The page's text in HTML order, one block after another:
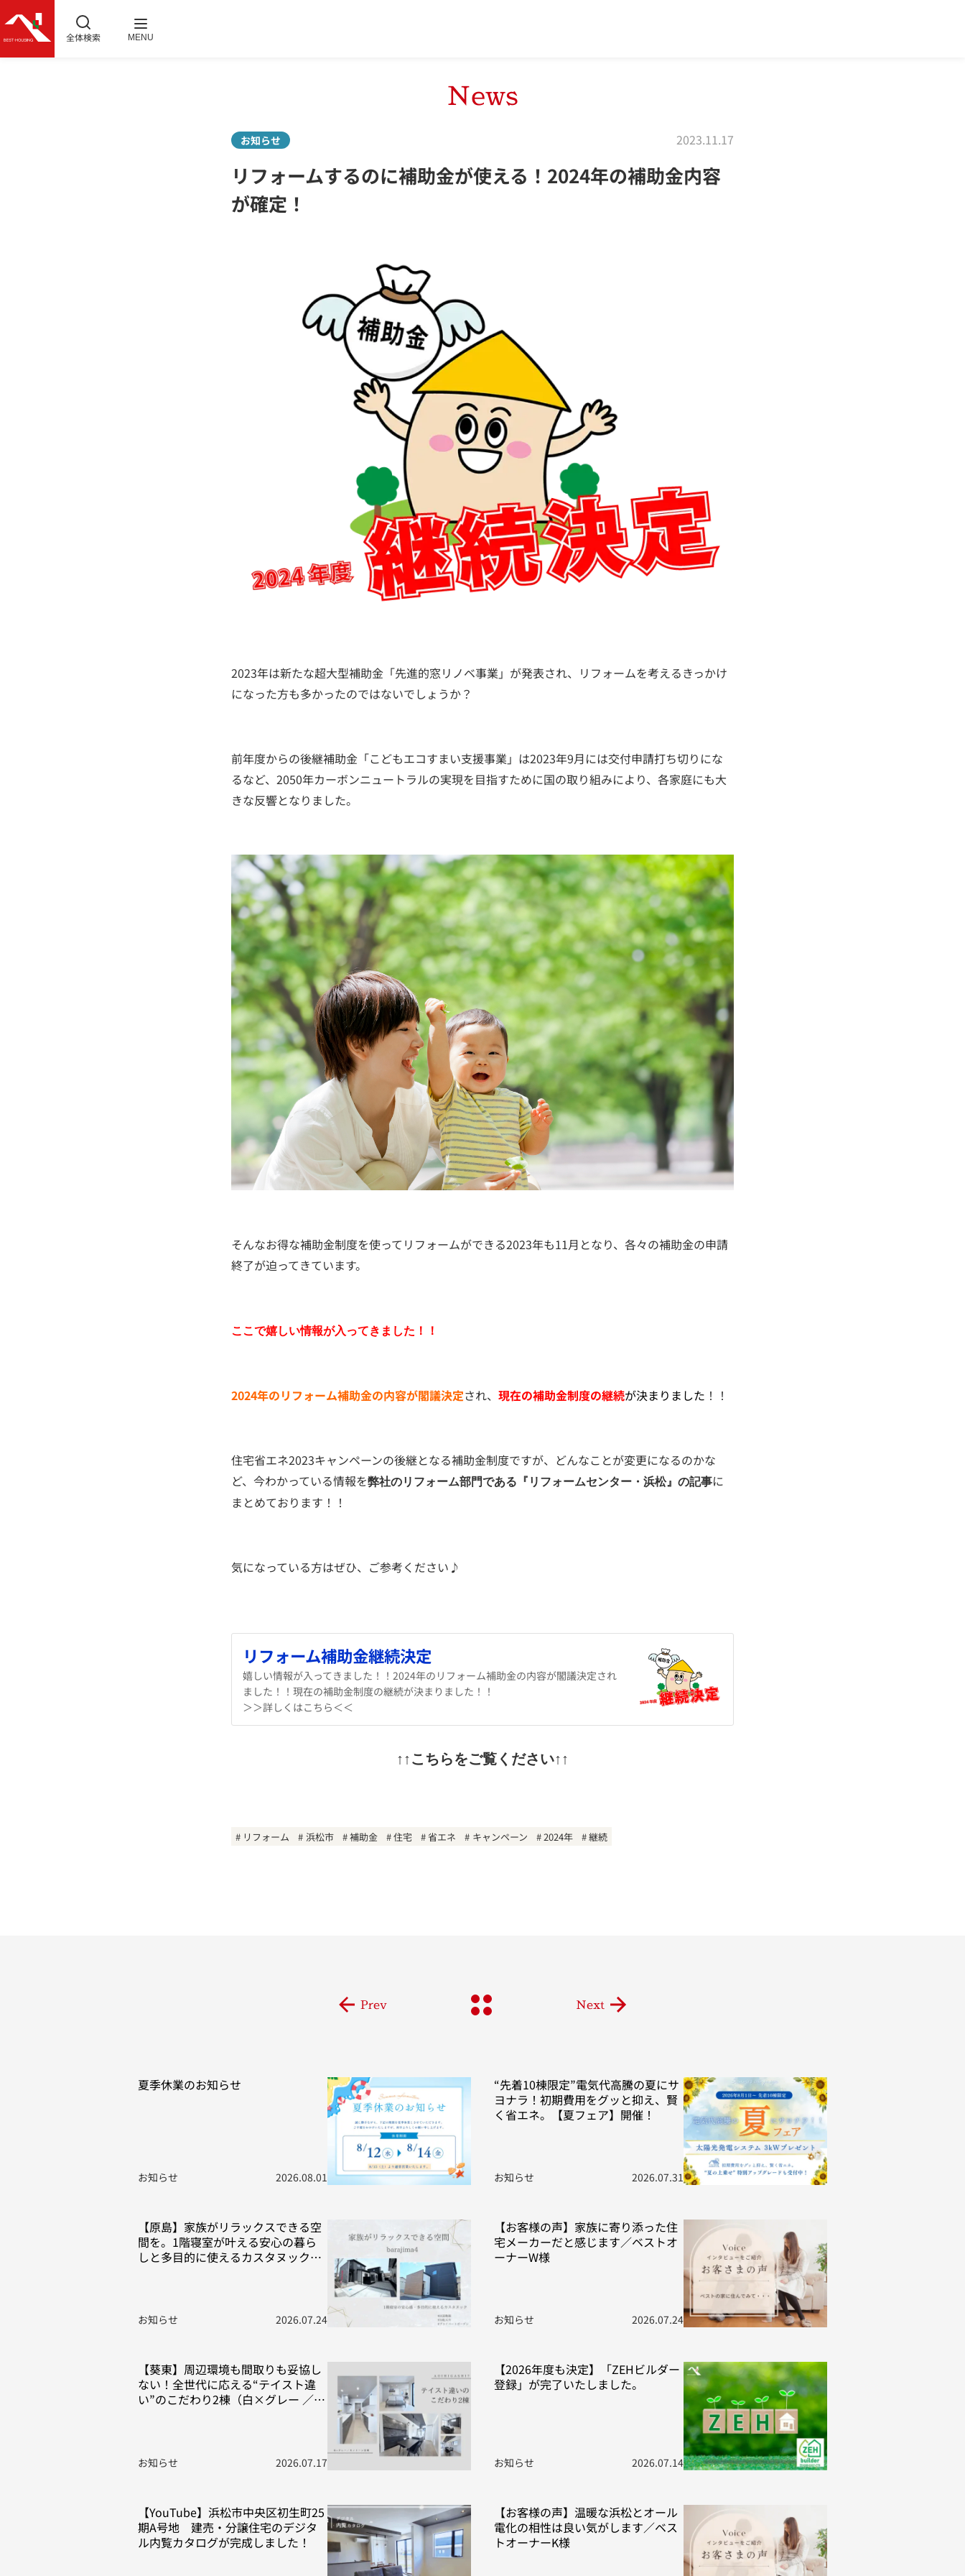
全体検索 MENU
News
お知らせ 2023.11.17
リフォームするのに補助金が使える！2024年の補助金内容
が確定！
2023年は新たな超大型補助金「先進的窓リノベ事業」が発表され、リフォームを考えるきっかけ
になった方も多かったのではないでしょうか？
前年度からの後継補助金「こどもエコすまい支援事業」は2023年9月には交付申請打ち切りにな
るなど、2050年カーボンニュートラルの実現を目指すために国の取り組みにより、各家庭にも大
きな反響となりました。
そんなお得な補助金制度を使ってリフォームができる2023年も11月となり、各々の補助金の申請
終了が迫ってきています。
ここで嬉しい情報が入ってきました！！
2024年のリフォーム補助金の内容が閣議決定され、 現在の補助金制度の継続が決まりました ！！
住宅省エネ2023キャンペーンの後継となる補助金制度ですが、どんなことが変更になるのかな
ど、今わかっている情報を弊社のリフォーム部門である『リフォームセンター・浜松』の記事に
まとめております！！
気になっている方はぜひ、ご参考ください♪
リフォーム補助金継続決定
嬉しい情報が入ってきました！！2024年のリフォーム補助金の内容が閣議決定され
ました！！現在の補助金制度の継続が決まりました！！
＞＞詳しくはこちら＜＜
↑↑こちらをご覧ください↑↑
リフォーム 浜松市 補助金 住宅 省エネ キャンペーン 2024年 継続
Prev Next
夏季休業のお知らせ
お知らせ 2026.08.01
“先着10棟限定”電気代高騰の夏にサ
ヨナラ！初期費用をグッと抑え、賢
く省エネ。【夏フェア】開催！
お知らせ 2026.07.31
【原島】家族がリラックスできる空
間を。1階寝室が叶える安心の暮ら
しと多目的に使えるカスタヌック。
お知らせ 2026.07.24
【お客様の声】家族に寄り添った住
宅メーカーだと感じます／ベストオ
ーナーW様
お知らせ 2026.07.24
【葵東】周辺環境も間取りも妥協し
ない！全世代に応える“テイスト違
い”のこだわり2棟（白×グレー ／
お知らせ 2026.07.17
【2026年度も決定】「ZEHビルダー
登録」が完了いたしました。
お知らせ 2026.07.14
【YouTube】浜松市中央区初生町25
期A号地 建売・分譲住宅のデジタ
ル内覧カタログが完成しました！
【お客様の声】温暖な浜松とオール
電化の相性は良い気がします／ベス
トオーナーK様